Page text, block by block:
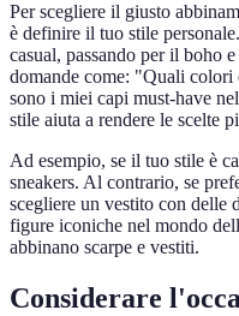
Per scegliere il giusto
è definire il tuo stile
casual, passando per il boho
domande come: "Quali colori
sono i miei capi must-have
stile aiuta a rendere le scelte
Ad esempio, se il tuo stile è
sneakers. Al contrario, se
scegliere un vestito con delle
figure iconiche nel mondo
abbinano scarpe e vestiti.
Considerare